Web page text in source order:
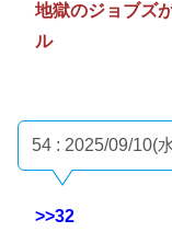
地獄のジョブズ
ル
54 : 2025/09/10(
>>32